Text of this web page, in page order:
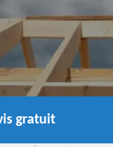
gratuit